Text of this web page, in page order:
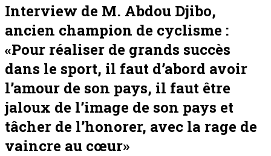
Interview de M. Abdou Djibo,
ancien champion de cyclisme :
«Pour réaliser de grands succès
dans le sport, il faut d’abord avoir
l’amour de son pays, il faut être
jaloux de l’image de son pays et
tâcher de l’honorer, avec la rage de
vaincre au cœur»